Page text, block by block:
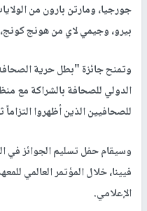
جورجيا، ومارتن بارون من
بيرو، وجيمي لاي من هونج
وتمنح جائزة "بطل حرية
الدولي للصحافة بالشراكة مع
للصحافيين الذين أظهروا
فيينا، خلال المؤتمر العالمي
الإعلامي.